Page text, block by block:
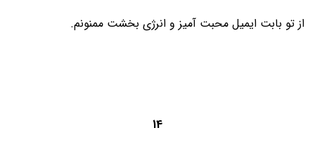
از تو بابت ایمیل محبت آمیز و انرژی بخشت ممنونم.
14